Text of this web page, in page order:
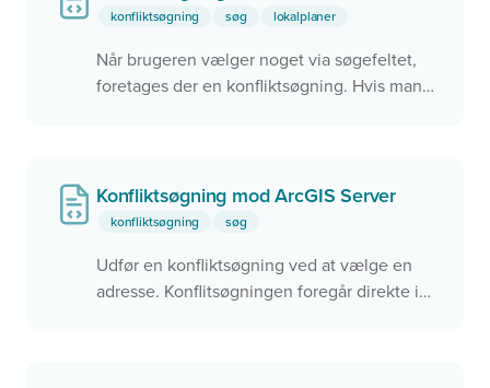
konfliktsøgning søg lokalplaner
Når brugeren vælger noget via søgefeltet,
foretages der en konfliktsøgning. Hvis man
min skole.
Konfliktsøgning mod ArcGIS Server
konfliktsøgning søg
Udfør en konfliktsøgning ved at vælge en
adresse. Konflitsøgningen foregår direkte i